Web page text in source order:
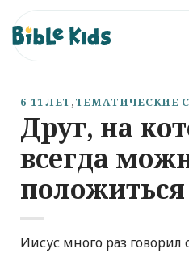
content
6-11 ЛЕТ,ТЕМАТИЧЕСКИЕ
Друг, на
всегда
положиться
Иисус много раз